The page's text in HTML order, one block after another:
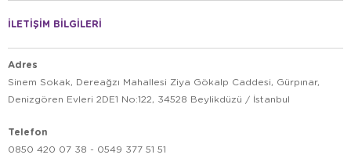
İLETİŞİM BİLGİLERİ
Adres
Sinem Sokak, Dereağzı Mahallesi Ziya Gökalp Caddesi, Gürpınar,
Denizgören Evleri 2DE1 No:122, 34528 Beylikdüzü / İstanbul
Telefon
0850 420 07 38 - 0549 377 51 51